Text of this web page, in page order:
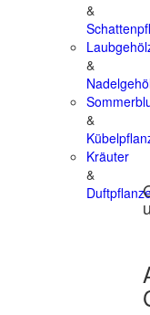
&
&
&
Kräuter
&